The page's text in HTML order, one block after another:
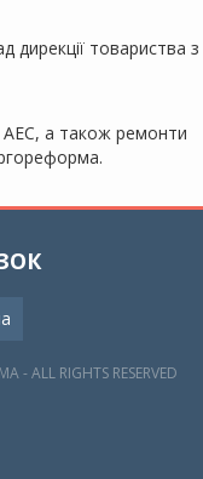
дирекції товариства з
АЕС, а також ремонти
ALL RIGHTS RESERVED